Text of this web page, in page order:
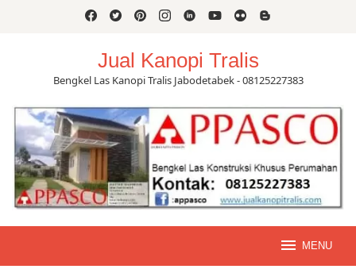
Jual Kanopi Tralis
Bengkel Las Kanopi Tralis Jabodetabek - 08125227383
MENU